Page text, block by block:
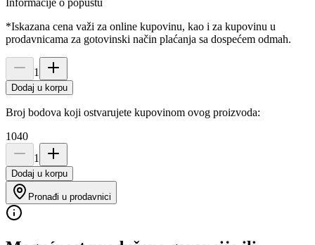
*Iskazana cena važi za online kupovinu, kao i za kupovinu u
prodavnicama za gotovinski način plaćanja sa dospećem odmah.
1
Dodaj u korpu
Broj bodova koji ostvarujete kupovinom ovog proizvoda:
1040
1
Dodaj u korpu
Pronađi u prodavnici